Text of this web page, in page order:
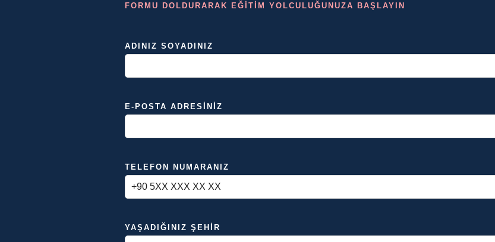
FORMU DOLDURARAK EĞİTİM YOLCULUĞUNUZA BAŞLAYIN
ADINIZ SOYADINIZ
E-POSTA ADRESINIZ
TELEFON NUMARANIZ
YAŞADIĞINIZ ŞEHIR